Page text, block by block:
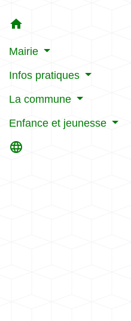
home
Mairie
Infos pratiques
La commune
Enfance et jeunesse
language